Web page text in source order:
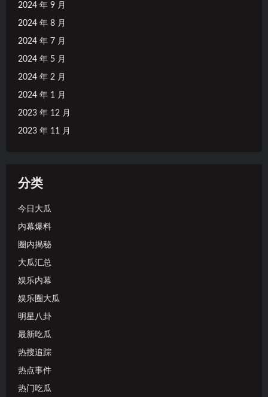
2024 年 9 月
2024 年 8 月
2024 年 7 月
2024 年 5 月
2024 年 2 月
2024 年 1 月
2023 年 12 月
2023 年 11 月
分类
今日大瓜
内幕爆料
圈内揭秘
大瓜汇总
娱乐内幕
娱乐圈大瓜
明星八卦
最新吃瓜
热搜追踪
热点事件
热门吃瓜